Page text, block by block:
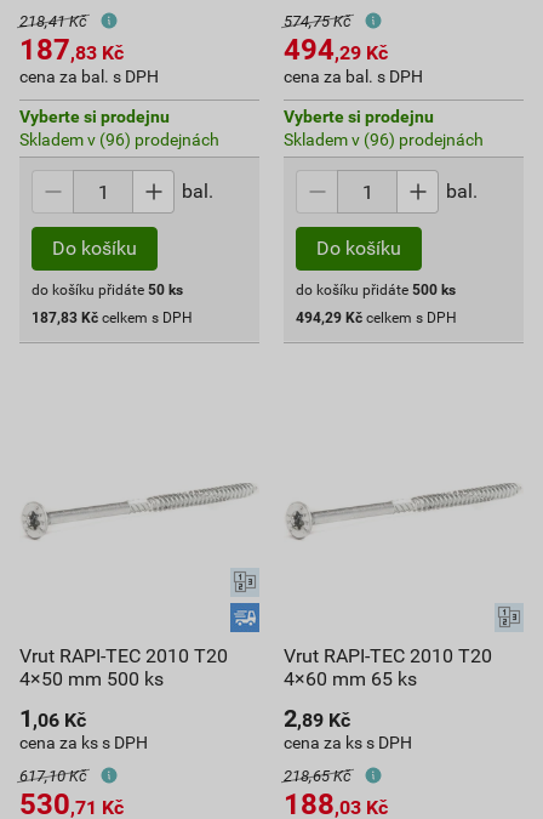
218,41 Kč
187,83 Kč
cena za bal. s DPH
Vyberte si prodejnu
Skladem v (96) prodejnách
bal.
Do košíku
do košíku přidáte 50 ks
187,83 Kč celkem s DPH
574,75 Kč
494,29 Kč
cena za bal. s DPH
Vyberte si prodejnu
Skladem v (96) prodejnách
bal.
Do košíku
do košíku přidáte 500 ks
494,29 Kč celkem s DPH
Vrut RAPI-TEC 2010 T20
4×50 mm 500 ks
1 ,06 Kč
cena za ks s DPH
617,10 Kč
530,71 Kč
Vrut RAPI-TEC 2010 T20
4×60 mm 65 ks
2,89 Kč
cena za ks s DPH
218,65 Kč
188,03 Kč